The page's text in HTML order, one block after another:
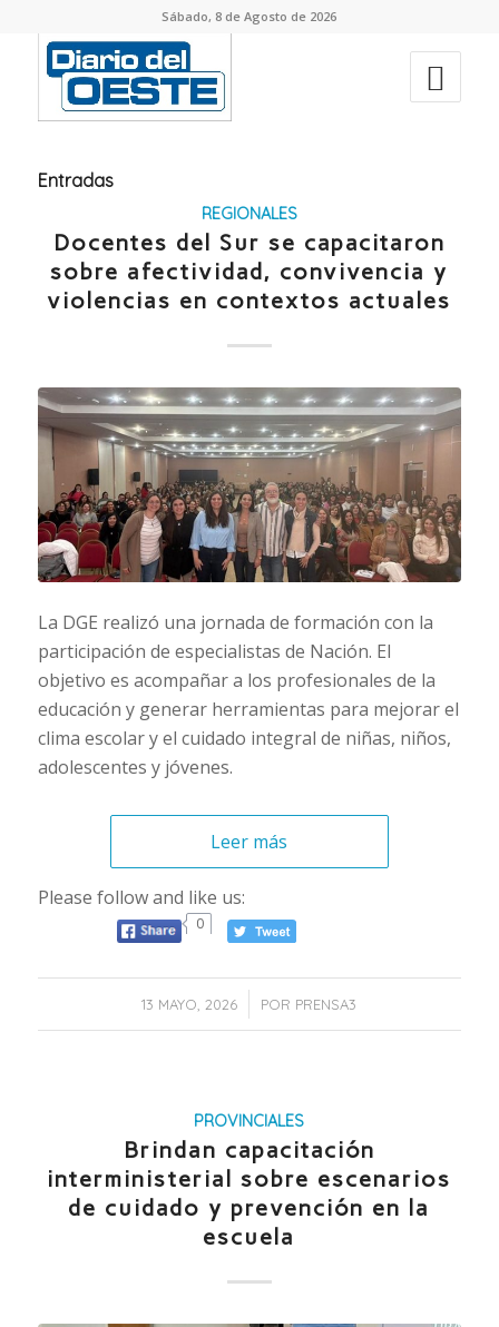
Sábado, 8 de Agosto de 2026
Entradas
REGIONALES
Docentes del Sur se capacitaron
sobre afectividad, convivencia y
violencias en contextos actuales
La DGE realizó una jornada de formación con la
participación de especialistas de Nación. El
objetivo es acompañar a los profesionales de la
educación y generar herramientas para mejorar el
clima escolar y el cuidado integral de niñas, niños,
adolescentes y jóvenes.
Leer más
Please follow and like us:
0
13 MAYO, 2026
/ POR PRENSA3
PROVINCIALES
Brindan capacitación
interministerial sobre escenarios
de cuidado y prevención en la
escuela